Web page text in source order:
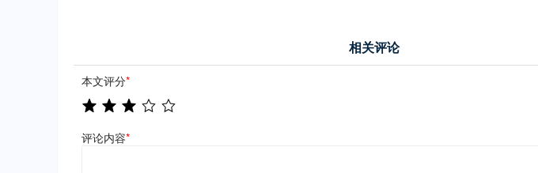
相关评论
本文评分*
评论内容*